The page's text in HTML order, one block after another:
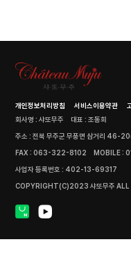
개인정보처리방침 서비스이용약관
회사명 : 샤또무주
대표 : 조동희
주소 : 전북 무주군 무풍면 삼거리 46-
FAX : 063-322-8102
MOBILE :
사업자 등록번호 : 402-13-69317
COPYRIGHT(C)2023 샤또무주 ALL